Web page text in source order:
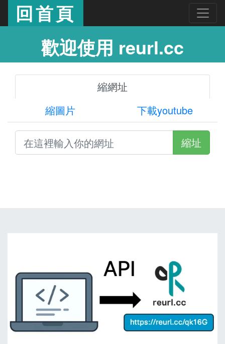
回首頁
歡迎使用 reurl.cc
縮網址
縮圖片
下載youtube
縮址